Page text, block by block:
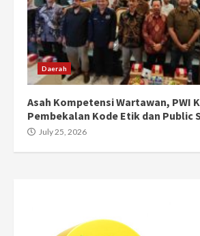
Daerah
Asah Kompetensi Wartawan, PWI
Pembekalan Kode Etik dan Public
July 25, 2026